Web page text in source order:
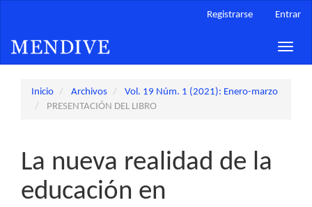
principal
Barra
Registrarse Entrar
Toggle
Inicio Archivos
Vol. 19 Núm. 1 (2021): Enero-marzo
PRESENTACIÓN DEL LIBRO
La nueva realidad de la
educación en